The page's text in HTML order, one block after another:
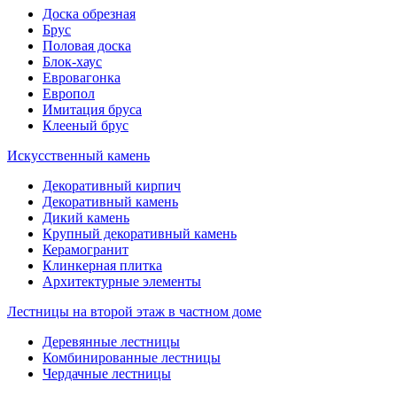
Доска обрезная
Брус
Половая доска
Блок-хаус
Евровагонка
Европол
Имитация бруса
Клееный брус
Искусственный камень
Декоративный кирпич
Декоративный камень
Дикий камень
Крупный декоративный камень
Керамогранит
Клинкерная плитка
Архитектурные элементы
Лестницы на второй этаж в частном доме
Деревянные лестницы
Комбинированные лестницы
Чердачные лестницы